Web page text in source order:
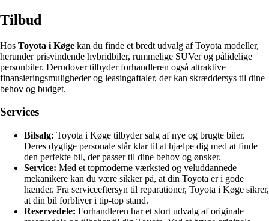
Tilbud
Hos Toyota i Køge kan du finde et bredt udvalg af Toyota modeller,
herunder prisvindende hybridbiler, rummelige SUVer og pålidelige
personbiler. Derudover tilbyder forhandleren også attraktive
finansieringsmuligheder og leasingaftaler, der kan skræddersys til dine
behov og budget.
Services
Bilsalg: Toyota i Køge tilbyder salg af nye og brugte biler.
Deres dygtige personale står klar til at hjælpe dig med at finde
den perfekte bil, der passer til dine behov og ønsker.
Service: Med et topmoderne værksted og veluddannede
mekanikere kan du være sikker på, at din Toyota er i gode
hænder. Fra serviceeftersyn til reparationer, Toyota i Køge sikrer,
at din bil forbliver i tip-top stand.
Reservedele: Forhandleren har et stort udvalg af originale